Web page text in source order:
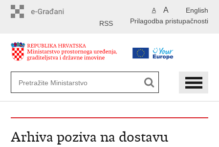
English
A A
Prilagodba pristupačnosti
RSS
Arhiva poziva na dostavu